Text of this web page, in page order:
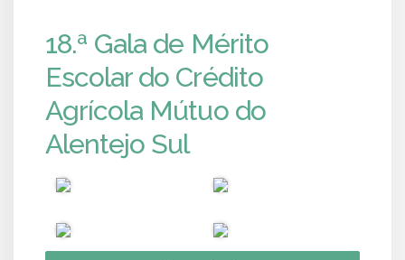
18.ª Gala de Mérito
Escolar do Crédito
Agrícola Mútuo do
Alentejo Sul